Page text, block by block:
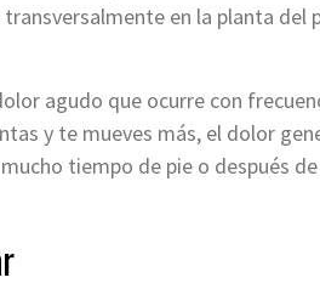
en la planta del
agudo que ocurre con
y te mueves más, el dolor
tiempo de pie o después